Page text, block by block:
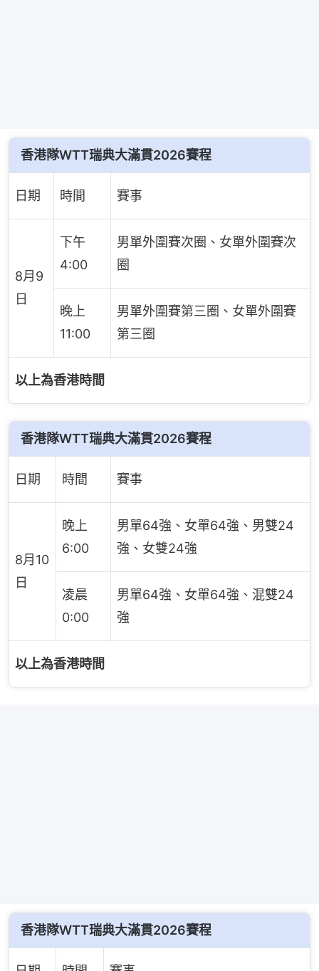
香港隊WTT瑞典大滿貫2026賽程
日期 時間 賽事
8月9
日
下午
4:00
男單外圍賽次圈、女單外圍賽次
圈
晚上
11:00
男單外圍賽第三圈、女單外圍賽
第三圈
以上為香港時間
香港隊WTT瑞典大滿貫2026賽程
日期 時間 賽事
8月10
日
晚上
6:00
男單64強、女單64強、男雙24
強、女雙24強
凌晨
0:00
男單64強、女單64強、混雙24
強
以上為香港時間
香港隊WTT瑞典大滿貫2026賽程